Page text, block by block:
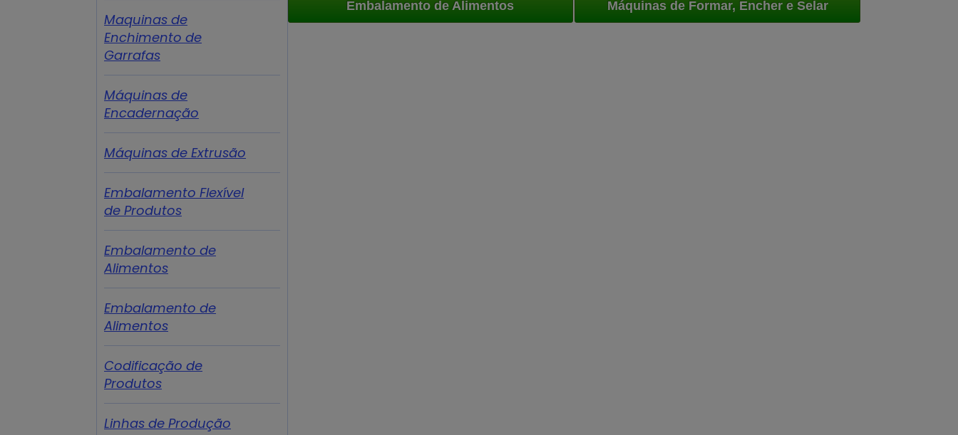
Maquinas de
Enchimento de
Garrafas
Máquinas de
Encadernação
Máquinas de Extrusão
Embalamento Flexível
de Produtos
Embalamento de
Alimentos
Embalamento de
Alimentos
Codificação de
Produtos
Linhas de Produção
Embalamento de Alimentos Máquinas de Formar, Encher e Selar